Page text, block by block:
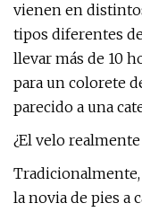
vienen en
tipos diferentes
llevar más de 10
para un colorete
parecido a una
¿El velo
la novia de pies a